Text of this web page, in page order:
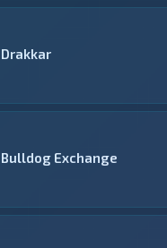
Drakkar
Bulldog Exchange